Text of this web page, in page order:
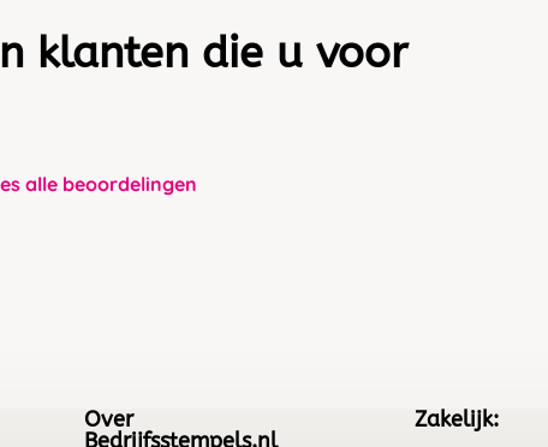
klanten die u voor
alle beoordelingen
Over
Bedrijfsstempels.nl
Zakelijk: